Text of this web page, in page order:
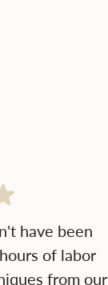
have been
of labor
from our